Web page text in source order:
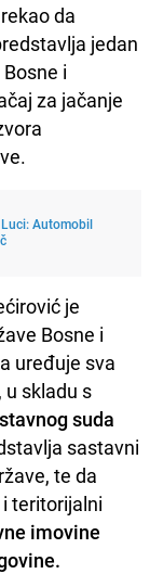
da
jedan
i
za jačanje
Automobil
je
Bosne i
uređuje sva
u skladu s
suda
sastavni
te da
teritorijalni
imovine